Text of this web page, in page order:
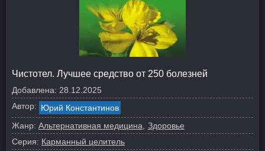
Чистотел. Лучшее средство от 250 болезней
Добавлена: 28.12.2025
Автор: Юрий Константинов
Жанр: Альтернативная медицина
Здоровье
Серия: Карманный целитель